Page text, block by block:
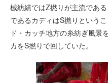
械紡績ではZ撚りが主流であ
であるカディはS撚りという
ド・カッチ地方の糸紡ぎ風景
カをS撚りで回していた。